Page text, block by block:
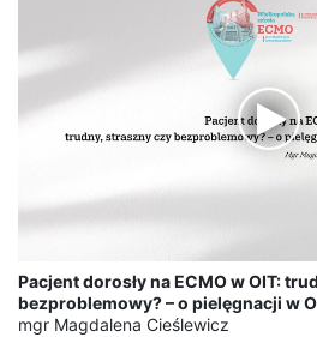
Pacjent dorosły na ECMO w OIT:
bezproblemowy? – o pielęgnacji w
mgr Magdalena Cieślewicz